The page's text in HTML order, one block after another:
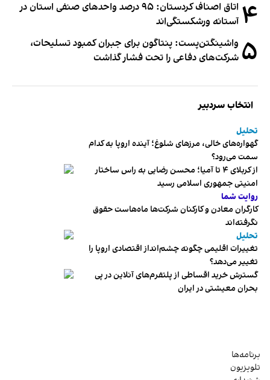
۴
اتاق اصناف کردستان: ۹۵ درصد واحدهای صنفی استان در
آستانه ورشکستگی‌اند
۵ واشینگتن‌پست: پنتاگون برای جبران کمبود تسلیحات،
شرکت‌های دفاعی را تحت فشار گذاشت
انتخاب سردبیر
تحلیل
گهواره‌های خالی، مرزهای شلوغ؛ آینده اروپا به کدام
سمت می‌رود؟
از کربلای ۴ تا آمیا؛ محسن رضایی به راس ساختار
امنیتی جمهوری اسلامی رسید
روایت شما
کارگران معادن و کارکنان شرکت‌ها ماه‌هاست حقوق
نگرفته‌اند
تحلیل
تغییرات اقلیمی چگونه چشم‌انداز اقتصادی اروپا را
تغییر می‌دهد؟
گسترش خرید اقساطی از پلتفرم‌های آنلاین در پی
بحران معیشتی در ایران
برنامه‌ها
تلویزیون